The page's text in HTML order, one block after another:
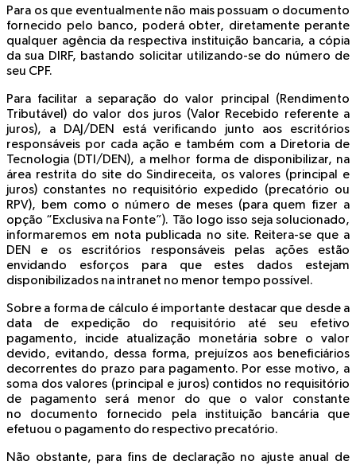
Para os que eventualmente não mais possuam o documento
fornecido pelo banco, poderá obter, diretamente perante
qualquer agência da respectiva instituição bancaria, a cópia
da sua DIRF, bastando solicitar utilizando-se do número de
seu CPF.
Para facilitar a separação do valor principal (Rendimento
Tributável ) do valor dos juros (Valor Recebido referente a
juros), a DAJ/DEN está verificando junto aos escritórios
responsáveis por cada ação e também com a Diretoria de
Tecnologia (DTI/DEN), a melhor forma de disponibilizar, na
área restrita do site do Sindireceita, os valores (principal e
juros) constantes no requisitório expedido (precatório ou
RPV), bem como o número de meses (para quem fizer a
opção “Exclusiva na Fonte”). Tão logo isso seja solucionado,
informaremos em nota publicada no site. Reitera-se que a
DEN e os escritórios responsáveis pelas ações estão
envidando esforços para que estes dados estejam
disponibilizados na intranet no menor tempo possível.
Sobre a forma de cálculo é importante destacar que desde a
data de expedição do requisitório até seu efetivo
pagamento, incide atualização monetária sobre o valor
devido, evitando, dessa forma, prejuízos aos beneficiários
decorrentes do prazo para pagamento. Por esse motivo, a
soma dos valores (principal e juros) contidos no requisitório
de pagamento será menor do que o valor constante
no documento fornecido pela instituição bancáriaque
efetuou o pagamento do respectivo precatório.
Não obstante, para fins de declaração no ajuste anual de